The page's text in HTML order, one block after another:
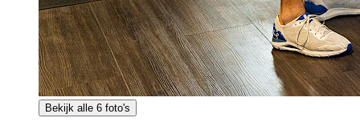
Bekijk alle 6 foto's